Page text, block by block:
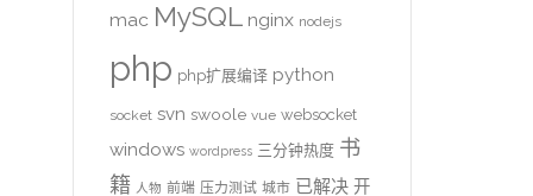
mac MySQL nginx nodejs
php php扩展编译 python
socket svn swoole vue websocket
windows wordpress 三分钟热度 书
籍 人物 前端 压力测试 城市 已解决 开